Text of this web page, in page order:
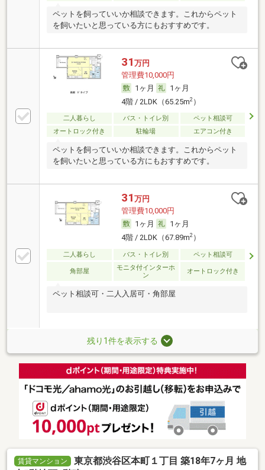
ペットを飼っていいか相談できます。これからペット
を飼いたいと思っている方にもおすすめです。
31 万円
管理費10,000円
1ヶ月
1ヶ月
4階 / 2LDK（65.25m2）
二人暮らし バス・トイレ別
ペット相談可
オートロック付き
駐輪場 エアコン付き
ペットを飼っていいか相談できます。これからペット
を飼いたいと思っている方にもおすすめです。
31 万円
管理費10,000円
1ヶ月
1ヶ月
4階 / 2LDK（67.89m2）
二人暮らし バス・トイレ別 ペット相談可
角部屋
モニタ付インターホ
ン
オートロック付き
ペット相談可・二人入居可・角部屋
残り1件を表示する
賃貸マンション
東京都渋谷区本町１丁目 築18年7ヶ月 地